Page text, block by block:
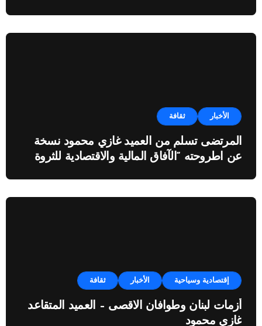
الأخبار ثقافة
المرتضى تسلم من العميد غازي محمود نسخة
عن اطروحته “الآفاق المالية والاقتصادية للثروة
إقتصادية وسياحية الأخبار ثقافة
أزمات لبنان وطوافان الاقصى – العميد المتقاعد
غازي محمود